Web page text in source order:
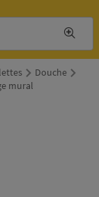
Douche
mural